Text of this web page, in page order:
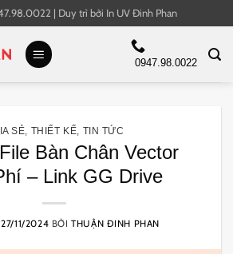
| Duy trì bởi In UV Đinh Phan
0947.98.0022
SẺ THIẾT KẾ TIN TỨC
Bàn Chân Vector
– Link GG Drive
27/11/2024 BỞITHUẬN ĐINH PHAN